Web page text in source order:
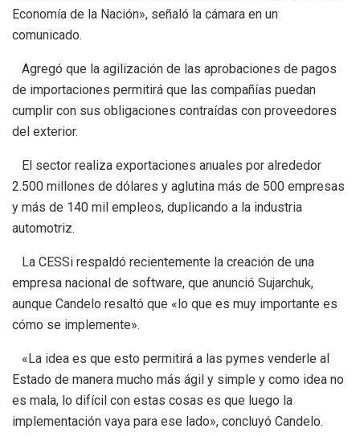
Economía de la Nación», señaló la cámara en un
comunicado.
Agregó que la agilización de las aprobaciones de pagos
de importaciones permitirá que las compañías puedan
cumplir con sus obligaciones contraídas con proveedores
del exterior.
El sector realiza exportaciones anuales por alrededor
2.500 millones de dólares y aglutina más de 500 empresas
y más de 140 mil empleos, duplicando a la industria
automotriz.
La CESSi respaldó recientemente la creación de una
empresa nacional de software, que anunció Sujarchuk,
aunque Candelo resaltó que «lo que es muy importante es
cómo se implemente».
«La idea es que esto permitirá a las pymes venderle al
Estado de manera mucho más ágil y simple y como idea no
es mala, lo difícil con estas cosas es que luego la
implementación vaya para ese lado», concluyó Candelo.